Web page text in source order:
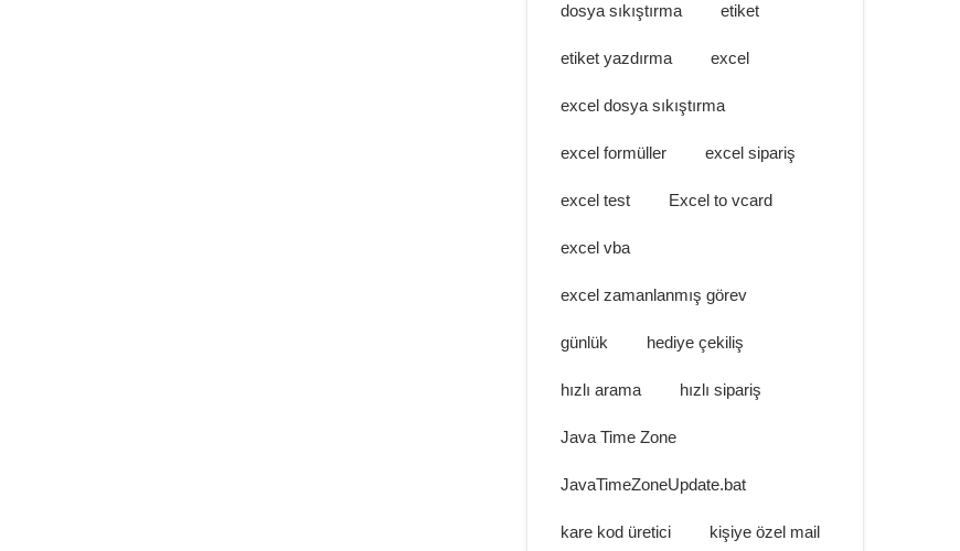
dosya sıkıştırma etiket
etiket yazdırma excel
excel dosya sıkıştırma
excel formüller excel sipariş
excel test Excel to vcard
excel vba
excel zamanlanmış görev
günlük hediye çekiliş
hızlı arama hızlı sipariş
Java Time Zone
JavaTimeZoneUpdate.bat
kare kod üretici kişiye özel mail